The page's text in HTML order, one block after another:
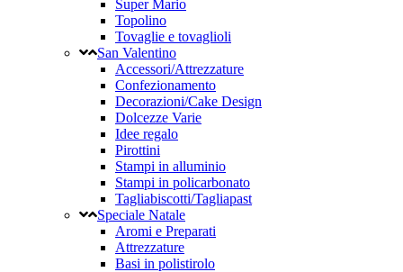
Super Mario
Topolino
Tovaglie e tovaglioli
San Valentino
Accessori/Attrezzature
Confezionamento
Decorazioni/Cake Design
Dolcezze Varie
Idee regalo
Pirottini
Stampi in alluminio
Stampi in policarbonato
Tagliabiscotti/Tagliapast
Speciale Natale
Aromi e Preparati
Attrezzature
Basi in polistirolo